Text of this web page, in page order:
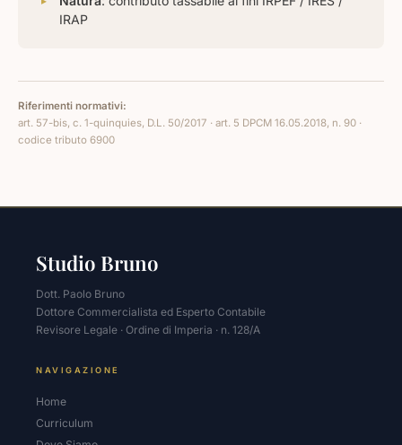
IRAP
Riferimenti normativi:
art. 57-bis, c. 1-quinquies, D.L. 50/2017 · art. 5 DPCM 16.05.2018, n. 90 ·
codice tributo 6900
Studio Bruno
Dott. Paolo Bruno
Dottore Commercialista ed Esperto Contabile
Revisore Legale · Ordine di Imperia · n. 128/A
NAVIGAZIONE
Home
Curriculum